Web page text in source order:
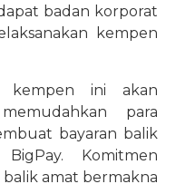
badan korporat
kempen
kempen ini akan
para
bayaran balik
Komitmen
amat bermakna